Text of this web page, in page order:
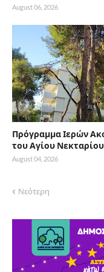
August 06, 2026
Πρόγραμμα Ιερών
του Αγίου Νεκταρίου
August 04, 2026
Νεότερη